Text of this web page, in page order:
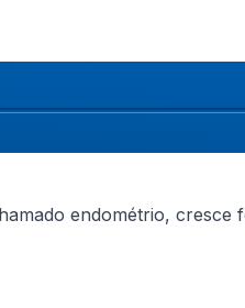
endométrio,